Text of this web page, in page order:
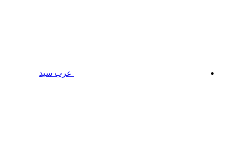
عرب سيد